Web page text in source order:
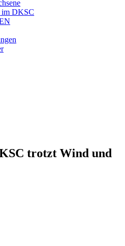
im DKSC
trotzt Wind und